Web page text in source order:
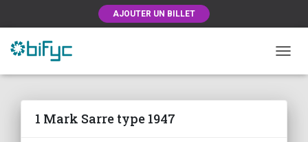
AJOUTER UN BILLET
1 Mark Sarre type 1947